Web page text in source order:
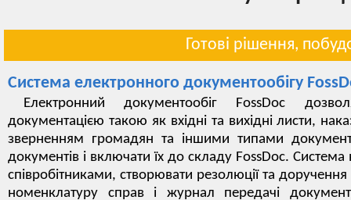
Готові рішення,
Система електронного документообігу
Електронний документообіг FossDoc
документацією такою як вхідні та вихідні листи,
зверненням громадян та іншими типами
документів і включати їх до складу FossDoc.
співробітниками, створювати резолюції та
номенклатуру справ і журнал передачі